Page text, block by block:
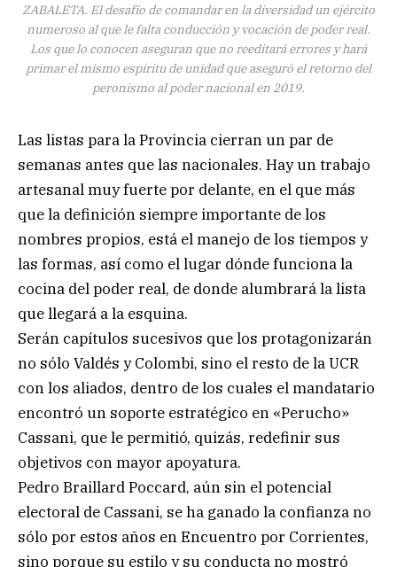
ZABALETA. El desafío de comandar en la diversidad un ejército
numeroso al que le falta conducción y vocación de poder real.
Los que lo conocen aseguran que no reeditará errores y hará
primar el mismo espíritu de unidad que aseguró el retorno del
peronismo al poder nacional en 2019.
Las listas para la Provincia cierran un par de
semanas antes que las nacionales. Hay un trabajo
artesanal muy fuerte por delante, en el que más
que la definición siempre importante de los
nombres propios, está el manejo de los tiempos y
las formas, así como el lugar dónde funciona la
cocina del poder real, de donde alumbrará la lista
que llegará a la esquina.
Serán capítulos sucesivos que los protagonizarán
no sólo Valdés y Colombi, sino el resto de la UCR
con los aliados, dentro de los cuales el mandatario
encontró un soporte estratégico en «Perucho»
Cassani, que le permitió, quizás, redefinir sus
objetivos con mayor apoyatura.
Pedro Braillard Poccard, aún sin el potencial
electoral de Cassani, se ha ganado la confianza no
sólo por estos años en Encuentro por Corrientes,
sino porque su estilo y su conducta no mostró